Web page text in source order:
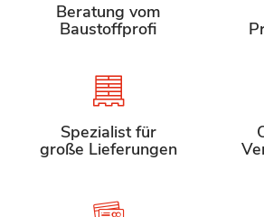
Beratung vom
Baustoffprofi
Spezialist für
große Lieferungen